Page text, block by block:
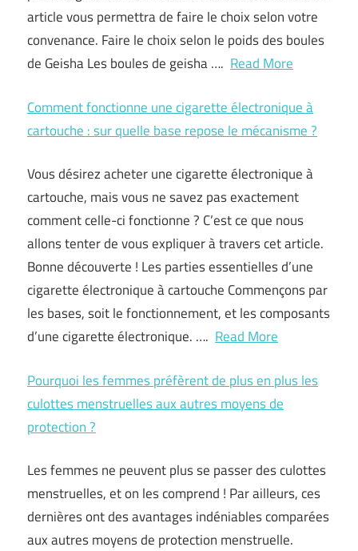
article vous permettra de faire le choix selon votre
convenance. Faire le choix selon le poids des boules
de Geisha Les boules de geisha …. Read More
Comment fonctionne une cigarette électronique à
cartouche : sur quelle base repose le mécanisme ?
Vous désirez acheter une cigarette électronique à
cartouche, mais vous ne savez pas exactement
comment celle-ci fonctionne ? C’est ce que nous
allons tenter de vous expliquer à travers cet article.
Bonne découverte ! Les parties essentielles d’une
cigarette électronique à cartouche Commençons par
les bases, soit le fonctionnement, et les composants
d’une cigarette électronique. …. Read More
Pourquoi les femmes préfèrent de plus en plus les
culottes menstruelles aux autres moyens de
protection ?
Les femmes ne peuvent plus se passer des culottes
menstruelles, et on les comprend ! Par ailleurs, ces
dernières ont des avantages indéniables comparées
aux autres moyens de protection menstruelle.